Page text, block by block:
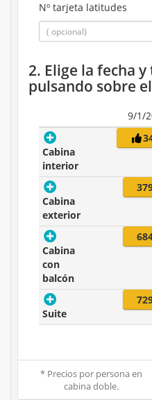
Nº tarjeta latitudes
2. Elige la fecha
pulsando sobre
9/1/
Cabina
interior
Cabina
exterior
Cabina
con
balcón
Suite
* Precios por persona en
cabina doble.